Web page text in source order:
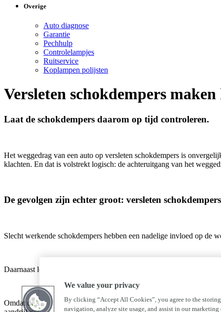
Overige
Auto diagnose
Garantie
Pechhulp
Controlelampjes
Ruitservice
Koplampen polijsten
Versleten schokdempers
Laat de schokdempers daarom op tijd controleren.
Het weggedrag van een auto op versleten schokdempers is
klachten. En dat is volstrekt logisch: de achteruitgang van het
De gevolgen zijn echter groot: versleten
Slecht werkende schokdempers hebben een nadelige invloed op
Daarnaast leiden schokdempers die hun beste tijd gehad hebben tot
Omdat de schokken die de banden doorgeven onvoldoende
We value your privacy
By clicking “Accept All Cookies”, you agree to the
navigation, analyze site usage, and assist in our marketing